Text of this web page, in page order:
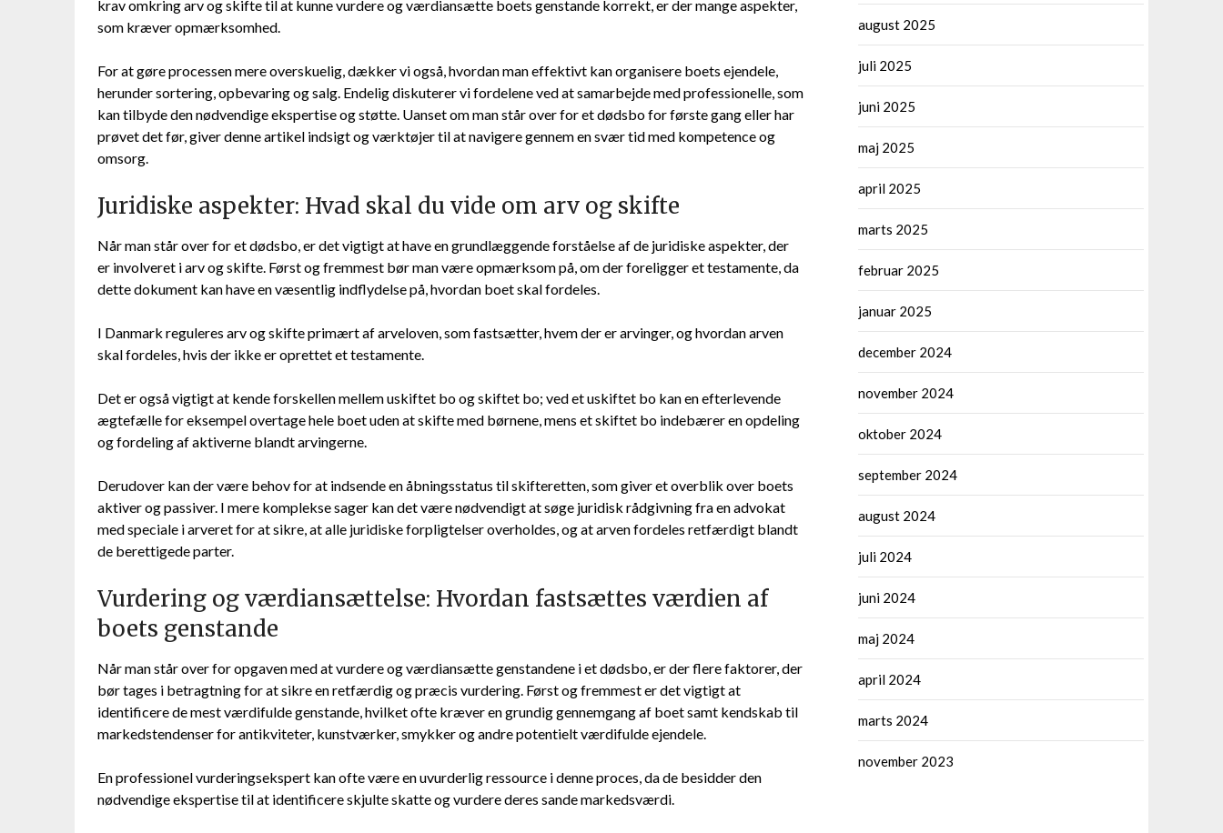
krav omkring arv og skifte til at kunne vurdere og værdiansætte boets genstande korrekt, er der mange aspekter,
som kræver opmærksomhed.
For at gøre processen mere overskuelig, dækker vi også, hvordan man effektivt kan organisere boets ejendele,
herunder sortering, opbevaring og salg. Endelig diskuterer vi fordelene ved at samarbejde med professionelle, som
kan tilbyde den nødvendige ekspertise og støtte. Uanset om man står over for et dødsbo for første gang eller har
prøvet det før, giver denne artikel indsigt og værktøjer til at navigere gennem en svær tid med kompetence og
omsorg.
Juridiske aspekter: Hvad skal du vide om arv og skifte
Når man står over for et dødsbo, er det vigtigt at have en grundlæggende forståelse af de juridiske aspekter, der
er involveret i arv og skifte. Først og fremmest bør man være opmærksom på, om der foreligger et testamente, da
dette dokument kan have en væsentlig indflydelse på, hvordan boet skal fordeles.
I Danmark reguleres arv og skifte primært af arveloven, som fastsætter, hvem der er arvinger, og hvordan arven
skal fordeles, hvis der ikke er oprettet et testamente.
Det er også vigtigt at kende forskellen mellem uskiftet bo og skiftet bo; ved et uskiftet bo kan en efterlevende
ægtefælle for eksempel overtage hele boet uden at skifte med børnene, mens et skiftet bo indebærer en opdeling
og fordeling af aktiverne blandt arvingerne.
Derudover kan der være behov for at indsende en åbningsstatus til skifteretten, som giver et overblik over boets
aktiver og passiver. I mere komplekse sager kan det være nødvendigt at søge juridisk rådgivning fra en advokat
med speciale i arveret for at sikre, at alle juridiske forpligtelser overholdes, og at arven fordeles retfærdigt blandt
de berettigede parter.
Vurdering og værdiansættelse: Hvordan fastsættes værdien af
boets genstande
Når man står over for opgaven med at vurdere og værdiansætte genstandene i et dødsbo, er der flere faktorer, der
bør tages i betragtning for at sikre en retfærdig og præcis vurdering. Først og fremmest er det vigtigt at
identificere de mest værdifulde genstande, hvilket ofte kræver en grundig gennemgang af boet samt kendskab til
markedstendenser for antikviteter, kunstværker, smykker og andre potentielt værdifulde ejendele.
En professionel vurderingsekspert kan ofte være en uvurderlig ressource i denne proces, da de besidder den
nødvendige ekspertise til at identificere skjulte skatte og vurdere deres sande markedsværdi.
august 2025
juli 2025
juni 2025
maj 2025
april 2025
marts 2025
februar 2025
januar 2025
december 2024
november 2024
oktober 2024
september 2024
august 2024
juli 2024
juni 2024
maj 2024
april 2024
marts 2024
november 2023